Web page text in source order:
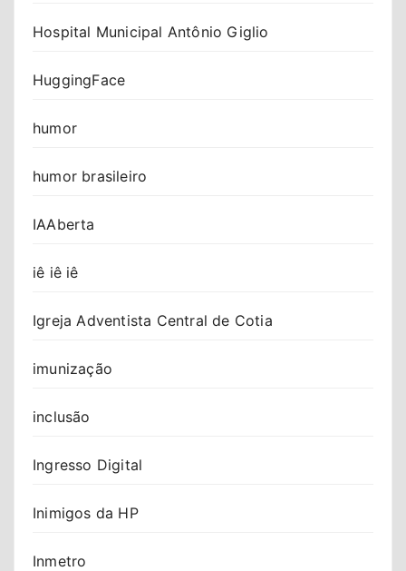
Hospital Municipal Antônio Giglio
HuggingFace
humor
humor brasileiro
IAAberta
iê iê iê
Igreja Adventista Central de Cotia
imunização
inclusão
Ingresso Digital
Inimigos da HP
Inmetro